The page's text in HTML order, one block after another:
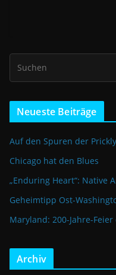
Neueste Beiträge
Auf den Spuren der
Chicago hat den Blues
„Enduring Heart“: Native
Geheimtipp Ost-
Maryland: 200-Jahre-
Archiv